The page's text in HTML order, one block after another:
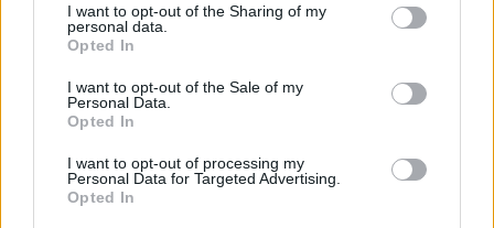
I want to opt-out of the Sharing of my
personal data.
Opted In
I want to opt-out of the Sale of my
Personal Data.
Opted In
I want to opt-out of processing my
Personal Data for Targeted Advertising.
Opted In
NEMESFÉM TÁRGYAK
290. tétel:
290. tétel: Német
historizáló
desszerteskosár, ezüst,
bruttó 853 g.
NEMESFÉM TÁRGYAK
historizáló boroskancsó